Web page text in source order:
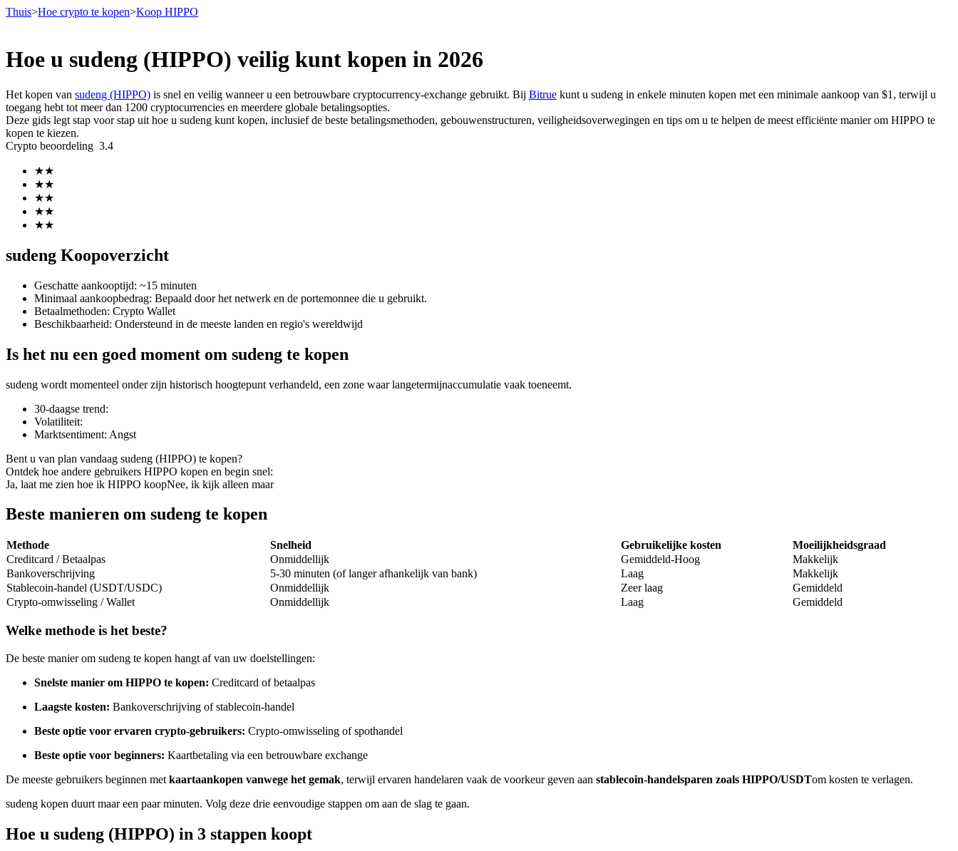
Termijncontracten
USDT-futures
COIN-M-futures
Cryptocurrency-futures
TradFi
Derivaten voor aandelen, forex, edelmetalen en grondstoffen
USDC-futures
Futures met USDC als onderpand
Kopiëren Handel
Thuis>Hoe crypto te kopen>Koop HIPPO
Hoe u sudeng (HIPPO) veilig kunt kopen in 2026
Het kopen van sudeng (HIPPO) is snel en veilig wanneer u een betrouwbare cryptocurrency-exchange gebruikt. Bij Bitrue kunt u sudeng in enkele minuten kopen met een minimale aankoop van $1, terwijl u
toegang hebt tot meer dan 1200 cryptocurrencies en meerdere globale betalingsopties.
Deze gids legt stap voor stap uit hoe u sudeng kunt kopen, inclusief de beste betalingsmethoden, gebouwenstructuren, veiligheidsoverwegingen en tips om u te helpen de meest efficiënte manier om HIPPO te
kopen te kiezen.
Crypto beoordeling 3.4
★★
★★
★★
★★
★★
sudeng Koopoverzicht
Geschatte aankooptijd: ~15 minuten
Minimaal aankoopbedrag: Bepaald door het netwerk en de portemonnee die u gebruikt.
Betaalmethoden: Crypto Wallet
Beschikbaarheid: Ondersteund in de meeste landen en regio's wereldwijd
Is het nu een goed moment om sudeng te kopen
sudeng wordt momenteel onder zijn historisch hoogtepunt verhandeld, een zone waar langetermijnaccumulatie vaak toeneemt.
30-daagse trend:
Volatiliteit:
Marktsentiment: Angst
Bent u van plan vandaag sudeng (HIPPO) te kopen?
Ontdek hoe andere gebruikers HIPPO kopen en begin snel:
Ja, laat me zien hoe ik HIPPO koopNee, ik kijk alleen maar
Beste manieren om sudeng te kopen
Methode Snelheid Gebruikelijke kosten
Moeilijkheidsgraad
Creditcard / Betaalpas
Onmiddellijk Gemiddeld-Hoog
Makkelijk
Bankoverschrijving
5-30 minuten (of langer afhankelijk van bank) Laag
Makkelijk
Stablecoin-handel (USDT/USDC)
Onmiddellijk Zeer laag
Gemiddeld
Crypto-omwisseling / Wallet
Onmiddellijk Laag Gemiddeld
Welke methode is het beste?
De beste manier om sudeng te kopen hangt af van uw doelstellingen:
Snelste manier om HIPPO te kopen: Creditcard of betaalpas
Laagste kosten: Bankoverschrijving of stablecoin-handel
Beste optie voor ervaren crypto-gebruikers: Crypto-omwisseling of spothandel
Beste optie voor beginners: Kaartbetaling via een betrouwbare exchange
De meeste gebruikers beginnen met kaartaankopen vanwege het gemak, terwijl ervaren handelaren vaak de voorkeur geven aan stablecoin-handelsparen zoals HIPPO/USDTom kosten te verlagen.
sudeng kopen duurt maar een paar minuten. Volg deze drie eenvoudige stappen om aan de slag te gaan.
Hoe u sudeng (HIPPO) in 3 stappen koopt